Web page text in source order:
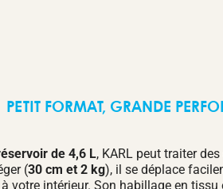
PETIT FORMAT, GRANDE
de 4,6 L, KARL peut traiter des
(30 cm et 2 kg), il se déplace
votre intérieur. Son habillage en tissu